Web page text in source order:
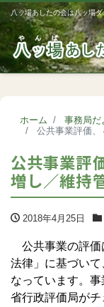
八ッ場あしたの会は八ッ場
ホーム
事務局だ
公共事業評価、４
公共事業評
増し／維持
2018年4月25日
公共事業の評価
法律」に基づい
なっています。
省行政評価局が